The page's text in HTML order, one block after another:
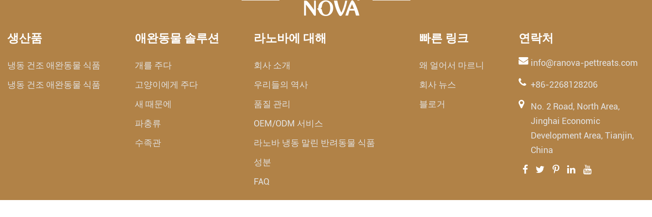
생산품
냉동 건조 애완동물 식품
냉동 건조 애완동물 식품
애완동물 솔루션
개를 주다
고양이에게 주다
새 때문에
파충류
수족관
라노바에 대해
회사 소개
우리들의 역사
품질 관리
OEM/ODM 서비스
라노바 냉동 말린 반려동물 식품
성분
FAQ
빠른 링크
왜 얼어서 마르니
회사 뉴스
블로거
연락처
info@ranova-pettreats.com
+86-2268128206
No. 2 Road, North Area,
Jinghai Economic
Development Area, Tianjin,
China